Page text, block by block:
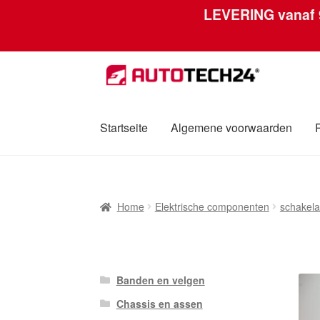
LEVERING vanaf
Ga
door
navigatie
Ga
naar
inhoud
Startseite Algemene voorwaarden
Over ons PrivacybeleidWereldwijde
Home Elektrische componenten
Banden en velgen
Chassis en assen